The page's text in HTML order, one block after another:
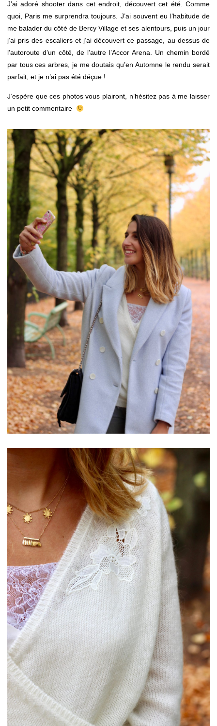
J’ai adoré shooter dans cet endroit, découvert cet été. Comme
quoi, Paris me surprendra toujours. J’ai souvent eu l’habitude de
me balader du côté de Bercy Village et ses alentours, puis un jour
j’ai pris des escaliers et j’ai découvert ce passage, au dessus de
l’autoroute d’un côté, de l’autre l’Accor Arena. Un chemin bordé
par tous ces arbres, je me doutais qu’en Automne le rendu serait
parfait, et je n’ai pas été déçue !
J’espère que ces photos vous plairont, n’hésitez pas à me laisser
un petit commentaire